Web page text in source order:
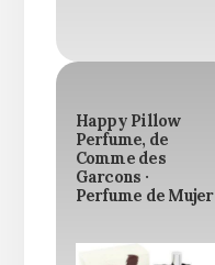
Happy Pillow
Perfume, de
Comme des
Garcons ·
Perfume de Mujer